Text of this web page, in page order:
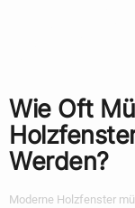
Wie Oft
Werden?
Moderne Holzfenster